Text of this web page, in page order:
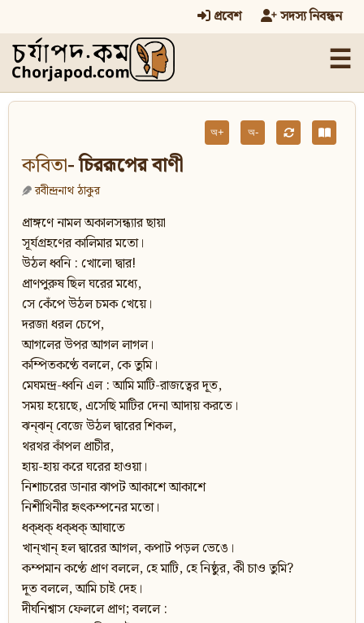
প্রবেশ সদস্য নিবন্ধন
☰
অ+ অ-
কবিতা- চিররূপের বাণী
রবীন্দ্রনাথ ঠাকুর
প্রাঙ্গণে নামল অকালসন্ধ্যার ছায়া
সূর্যগ্রহণের কালিমার মতো।
উঠল ধ্বনি : খোলো দ্বার!
প্রাণপুরুষ ছিল ঘরের মধ্যে,
সে কেঁপে উঠল চমক খেয়ে।
দরজা ধরল চেপে,
আগলের উপর আগল লাগল।
কম্পিতকণ্ঠে বললে, কে তুমি।
মেঘমন্দ্র-ধ্বনি এল : আমি মাটি-রাজত্বের দূত,
সময় হয়েছে, এসেছি মাটির দেনা আদায় করতে।
ঝন্‌ঝন্‌ বেজে উঠল দ্বারের শিকল,
থরথর কাঁপল প্রাচীর,
হায়-হায় করে ঘরের হাওয়া।
নিশাচরের ডানার ঝাপট আকাশে আকাশে
নিশীথিনীর হৃৎকম্পনের মতো।
ধক্‌ধক্‌ ধক্‌ধক্‌ আঘাতে
খান্‌খান্‌ হল দ্বারের আগল, কপাট পড়ল ভেঙে।
কম্পমান কণ্ঠে প্রাণ বললে, হে মাটি, হে নিষ্ঠুর, কী চাও তুমি?
দূত বললে, আমি চাই দেহ।
দীর্ঘনিশ্বাস ফেললে প্রাণ; বললে :